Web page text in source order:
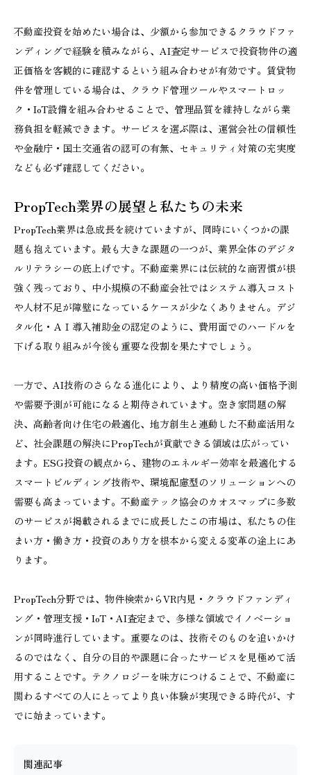
不動産投資を始めたい場合は、少額から参加できるクラウドファ
ンディングで経験を積みながら、AI査定サービスで投資物件の適
正価格を客観的に確認するという組み合わせが有効です。賃貸物
件を管理している場合は、クラウド管理ツールやスマートロッ
ク・IoT設備を組み合わせることで、管理品質を維持しながら業
務負担を軽減できます。サービスを選ぶ際は、運営会社の信頼性
や金融庁・国土交通省の認可の有無、セキュリティ対策の充実度
なども必ず確認してください。
PropTech業界の展望と私たちの未来
PropTech業界は急成長を続けていますが、同時にいくつかの課
題も抱えています。最も大きな課題の一つが、業界全体のデジタ
ルリテラシーの底上げです。不動産業界には伝統的な商習慣が根
強く残っており、中小規模の不動産会社ではシステム導入コスト
や人材不足が障壁になっているケースが少なくありません。デジ
タル化・ＡＩ導入補助金の認定のように、費用面でのハードルを
下げる取り組みが今後も重要な役割を果たすでしょう。
一方で、AI技術のさらなる進化により、より精度の高い価格予測
や需要予測が可能になると期待されています。空き家問題の解
決、高齢者向け住宅の最適化、地方創生と連動した不動産活用な
ど、社会課題の解決にPropTechが貢献できる領域は広がってい
ます。ESG投資の観点から、建物のエネルギー効率を最適化する
スマートビルディング技術や、環境配慮型のソリューションへの
需要も高まっています。不動産テック協会のカオスマップに多数
のサービスが掲載されるまでに成長したこの市場は、私たちの住
まい方・働き方・投資のあり方を根本から変える変革の途上にあ
ります。
PropTech分野では、物件検索からVR内見・クラウドファンディ
ング・管理支援・IoT・AI査定まで、多様な領域でイノベーショ
ンが同時進行しています。重要なのは、技術そのものを追いかけ
るのではなく、自分の目的や課題に合ったサービスを見極めて活
用することです。テクノロジーを味方につけることで、不動産に
関わるすべての人にとってより良い体験が実現できる時代が、す
でに始まっています。
関連記事